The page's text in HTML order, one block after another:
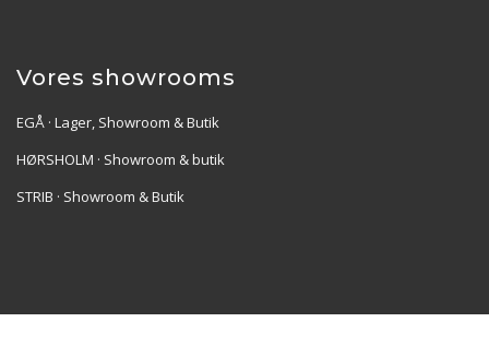
Vores showrooms
EGÅ · Lager, Showroom & Butik
HØRSHOLM · Showroom & butik
STRIB · Showroom & Butik